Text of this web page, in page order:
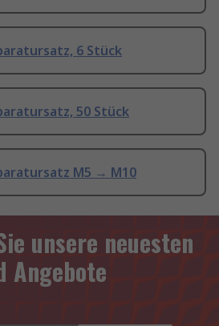
6 Stück
50 Stück
M5 → M10
unsere neuesten
Angebote